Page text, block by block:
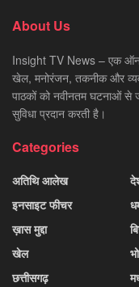
About Us
Insight TV News – एक
खेल, मनोरंजन, तकनीक और
पाठकों को नवीनतम घटनाओं
सुविधा प्रदान करती है।
Categories
अतिथि आलेख
इनसाइट फीचर
ख़ास मुद्दा
खेल
छत्तीसगढ़